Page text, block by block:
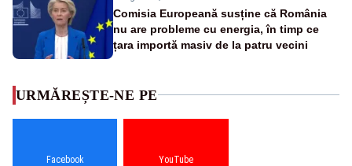
Comisia Europeană susține că România
nu are probleme cu energia, în timp ce
țara importă masiv de la patru vecini
URMĂREȘTE-NE PE
Facebook YouTube